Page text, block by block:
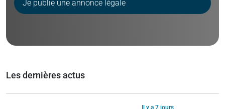
Je publie une annonce légale
Les dernières actus
Il y a 7 jours